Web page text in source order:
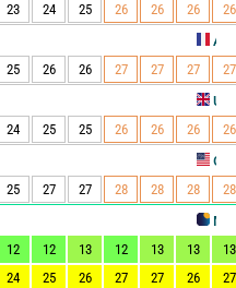
ARPEGE
UKMO
METEO
23 24 25 26 26 26 26
25 26 26 27 27 27 27
24 25 25 26 26 26 26
25 27 27 28 28 28 28
12 12 13 12 13 13
13
24 25 26 27 27 26 27